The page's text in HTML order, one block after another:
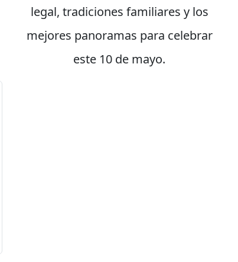
legal, tradiciones familiares y los
mejores panoramas para celebrar
este 10 de mayo.